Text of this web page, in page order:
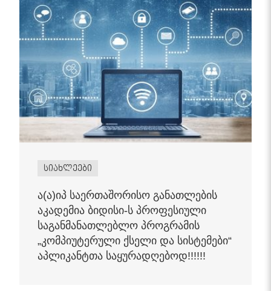
სიახლეები
ა(ა)იპ საერთაშორისო განათლების
აკადემია ბიდისი-ს პროფესიული
საგანმანათლებლო პროგრამის
„კომპიუტერული ქსელი და სისტემები“
აპლიკანტთა საყურადღებოდ!!!!!!